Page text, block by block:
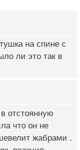
на спине с
ли это так в
отстоянную
что он не
жабрами .